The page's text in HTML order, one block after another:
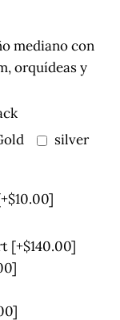
mediano con
orquídeas y
silver
[+$140.00]